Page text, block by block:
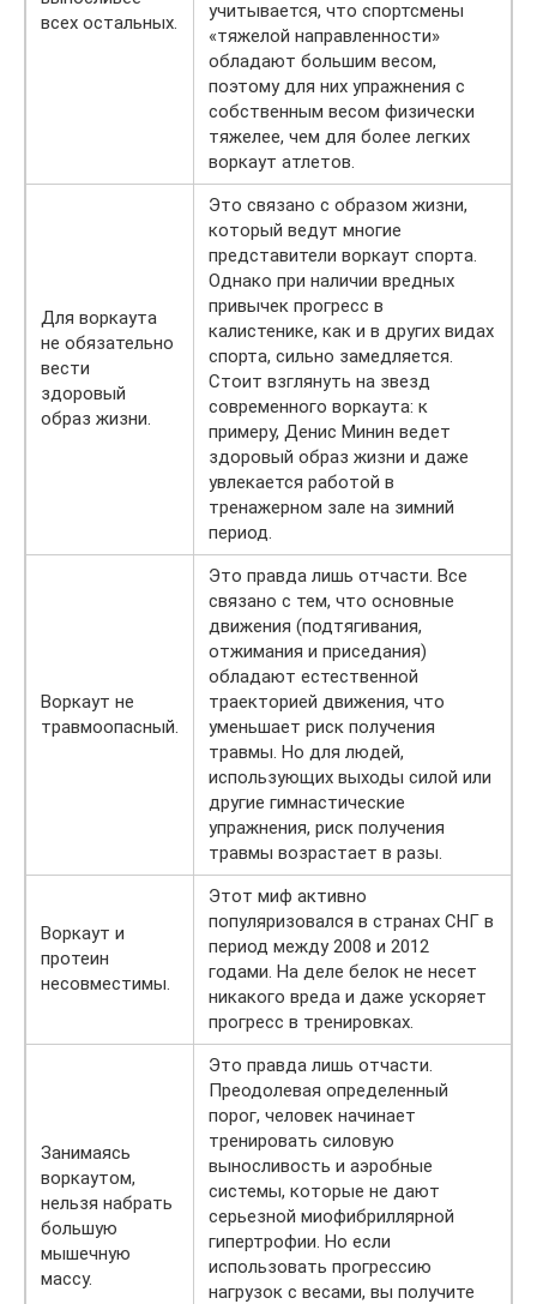
всех остальных.
учитывается, что спортсмены
«тяжелой направленности»
обладают большим весом,
поэтому для них упражнения с
собственным весом физически
тяжелее, чем для более легких
воркаут атлетов.
Для воркаута
не обязательно
вести
здоровый
образ жизни.
Это связано с образом жизни,
который ведут многие
представители воркаут спорта.
Однако при наличии вредных
привычек прогресс в
калистенике, как и в других видах
спорта, сильно замедляется.
Стоит взглянуть на звезд
современного воркаута: к
примеру, Денис Минин ведет
здоровый образ жизни и даже
увлекается работой в
тренажерном зале на зимний
период.
Воркаут не
травмоопасный.
Это правда лишь отчасти. Все
связано с тем, что основные
движения (подтягивания,
отжимания и приседания)
обладают естественной
траекторией движения, что
уменьшает риск получения
травмы. Но для людей,
использующих выходы силой или
другие гимнастические
упражнения, риск получения
травмы возрастает в разы.
Воркаут и
протеин
несовместимы.
Этот миф активно
популяризовался в странах СНГ в
период между 2008 и 2012
годами. На деле белок не несет
никакого вреда и даже ускоряет
прогресс в тренировках.
Занимаясь
воркаутом,
нельзя набрать
большую
мышечную
массу.
Это правда лишь отчасти.
Преодолевая определенный
порог, человек начинает
тренировать силовую
выносливость и аэробные
системы, которые не дают
серьезной миофибриллярной
гипертрофии. Но если
использовать прогрессию
нагрузок с весами, вы получите